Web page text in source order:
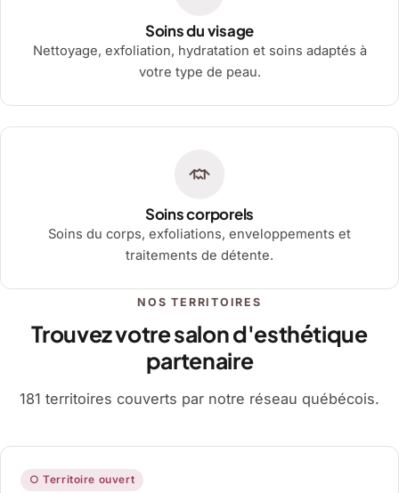
Soins du visage
Nettoyage, exfoliation, hydratation et soins adaptés à
votre type de peau.
Soins corporels
Soins du corps, exfoliations, enveloppements et
traitements de détente.
NOS TERRITOIRES
Trouvez votre salon d'esthétique
partenaire
181 territoires couverts par notre réseau québécois.
○ Territoire ouvert